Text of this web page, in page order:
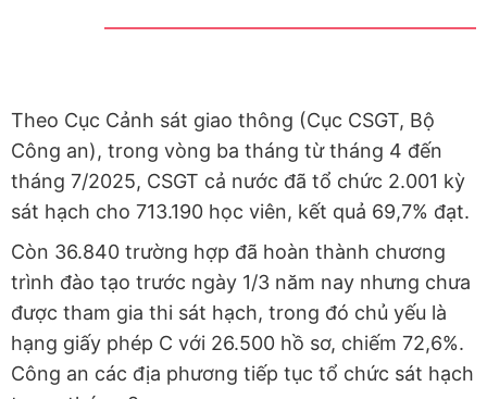
Theo Cục Cảnh sát giao thông (Cục CSGT, Bộ
Công an), trong vòng ba tháng từ tháng 4 đến
tháng 7/2025, CSGT cả nước đã tổ chức 2.001 kỳ
sát hạch cho 713.190 học viên, kết quả 69,7% đạt.
Còn 36.840 trường hợp đã hoàn thành chương
trình đào tạo trước ngày 1/3 năm nay nhưng chưa
được tham gia thi sát hạch, trong đó chủ yếu là
hạng giấy phép C với 26.500 hồ sơ, chiếm 72,6%.
Công an các địa phương tiếp tục tổ chức sát hạch